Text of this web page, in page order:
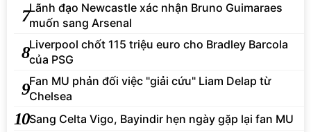
7Lãnh đạo Newcastle xác nhận Bruno Guimaraes
muốn sang Arsenal
8Liverpool chốt 115 triệu euro cho Bradley Barcola
của PSG
9Fan MU phản đối việc "giải cứu" Liam Delap từ
Chelsea
10Sang Celta Vigo, Bayindir hẹn ngày gặp lại fan MU